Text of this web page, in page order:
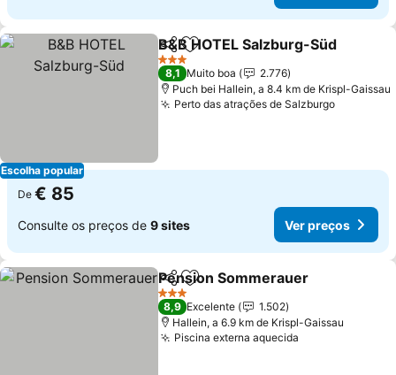
Escolha popular
PartilharAdicionar aos favoritos
B&B HOTEL Salzburg-Süd
3 Estrelas
8,1 Muito boa
2.776
Puch bei Hallein, a 8.4 km de Krispl-Gaissau
Perto das atrações de SalzburgoVer
De € 85
Consulte os preços de 9 sites Ver preços
PartilharAdicionar aos favoritos
Pension Sommerauer
3 Estrelas
8,9 Excelente
1.502
Hallein, a 6.9 km de Krispl-Gaissau
Piscina externa aquecida